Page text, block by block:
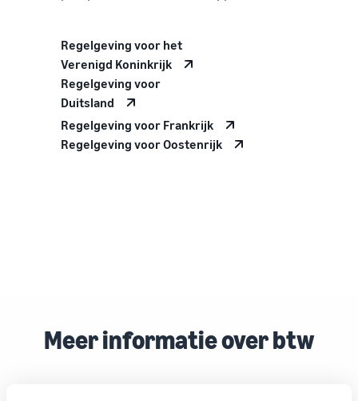
Regelgeving voor het
Verenigd Koninkrijk
Regelgeving voor
Duitsland
Regelgeving voor Frankrijk
Regelgeving voor Oostenrijk
Meer informatie over btw